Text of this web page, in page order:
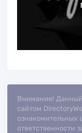
Внимание!
сайтом
ознакомительных
ответственности